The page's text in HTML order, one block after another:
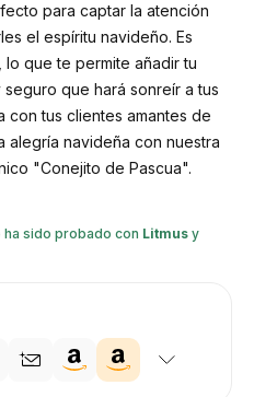
para captar la atención
el espíritu navideño. Es
que te permite añadir tu
que hará sonreír a tus
con tus clientes amantes de
alegría navideña con nuestra
"Conejito de Pascua".
sido probado con Litmus y